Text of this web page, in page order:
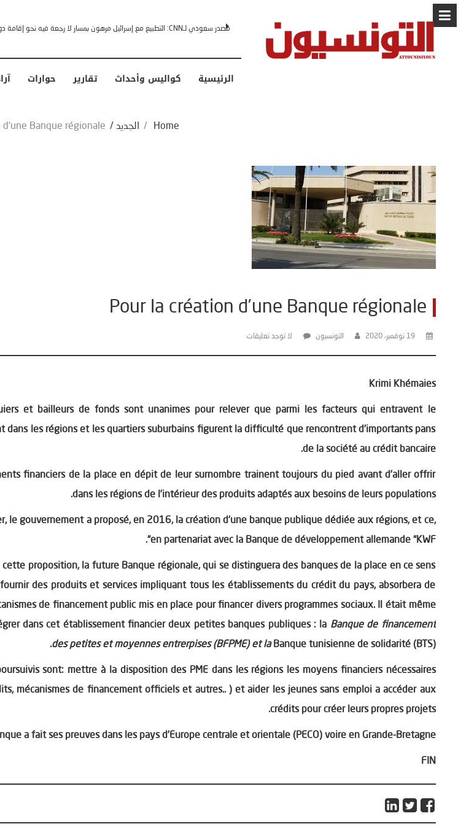
البابا: “لا أخشى ترامب” .. ردا على انتقادات وجهها له الرئيس الأمريكي
الرئيسية كواليس وأحداث تقارير حوارات
Home
/ الجديد /
Banque régionale
Pour la création d’une Banque régionale
19 نوفمبر، 2020 التونسيون لا توجد تعليقات
Krimi Khémaies
et bailleurs de fonds sont unanimes pour relever que parmi les facteurs qui entravent le
dans les régions et les quartiers suburbains figurent la difficulté que rencontrent d’importants pans
de la société au crédit bancaire.
financiers de la place en dépit de leur surnombre trainent toujours du pied avant d’aller offrir
dans les régions de l’intérieur des produits adaptés aux besoins de leurs populations.
le gouvernement a proposé, en 2016, la création d’une banque publique dédiée aux régions, et ce,
en partenariat avec la Banque de développement allemande “KWF“.
proposition, la future Banque régionale, qui se distinguera des banques de la place en ce sens
des produits et services impliquant tous les établissements du crédit du pays, absorbera de
de financement public mis en place pour financer divers programmes sociaux. Il était même
dans cet établissement financier deux petites banques publiques : la Banque de financement
des petites et moyennes entrerpises (BFPME) et laBanque tunisienne de solidarité (BTS).
sont: mettre à la disposition des PME dans les régions les moyens financiers nécessaires
mécanismes de financement officiels et autres.. ) et aider les jeunes sans emploi a accéder aux
crédits pour créer leurs propres projets.
a fait ses preuves dans les pays d’Europe centrale et orientale (PECO) voire en Grande-Bretagne.
FIN